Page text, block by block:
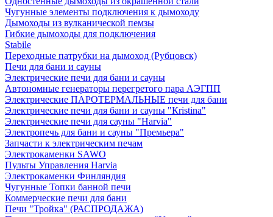
Чугунные элементы подключения к дымоходу
Дымоходы из вулканической пемзы
Гибкие дымоходы для подключения
Stabile
Переходные патрубки на дымоход (Рубцовск)
Печи для бани и сауны
Электрические печи для бани и сауны
Автономные генераторы перегретого пара АЭГПП
Электрические ПАРОТЕРМАЛЬНЫЕ печи для бани
Электрические печи для бани и сауны "Кristina"
Электрические печи для сауны "Harvia"
Электропечь для бани и сауны "Премьера"
Запчасти к электрическим печам
Электрокаменки SAWO
Пульты Управления Harvia
Электрокаменки Финляндия
Чугунные Топки банной печи
Коммерческие печи для бани
Печи "Тройка" (РАСПРОДАЖА)